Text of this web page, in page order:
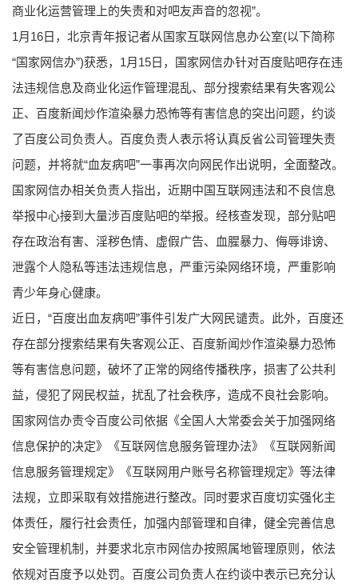
商业化运营管理上的失责和对吧友声音的忽视”。
1月16日，北京青年报记者从国家互联网信息办公室(以下简称
“国家网信办”)获悉，1月15日，国家网信办针对百度贴吧存在违
法违规信息及商业化运作管理混乱、部分搜索结果有失客观公
正、百度新闻炒作渲染暴力恐怖等有害信息的突出问题，约谈
了百度公司负责人。百度负责人表示将认真反省公司管理失责
问题，并将就“血友病吧”一事再次向网民作出说明，全面整改。
国家网信办相关负责人指出，近期中国互联网违法和不良信息
举报中心接到大量涉百度贴吧的举报。经核查发现，部分贴吧
存在政治有害、淫秽色情、虚假广告、血腥暴力、侮辱诽谤、
泄露个人隐私等违法违规信息，严重污染网络环境，严重影响
青少年身心健康。
近日，“百度出血友病吧”事件引发广大网民谴责。此外，百度还
存在部分搜索结果有失客观公正、百度新闻炒作渲染暴力恐怖
等有害信息问题，破坏了正常的网络传播秩序，损害了公共利
益，侵犯了网民权益，扰乱了社会秩序，造成不良社会影响。
国家网信办责令百度公司依据《全国人大常委会关于加强网络
信息保护的决定》《互联网信息服务管理办法》《互联网新闻
信息服务管理规定》《互联网用户账号名称管理规定》等法律
法规，立即采取有效措施进行整改。同时要求百度切实强化主
体责任，履行社会责任，加强内部管理和自律，健全完善信息
安全管理机制，并要求北京市网信办按照属地管理原则，依法
依规对百度予以处罚。百度公司负责人在约谈中表示已充分认